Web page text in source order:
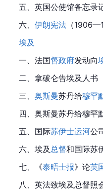
五、英国公使馆备忘录
六、 伊朗宪法 （
埃及
一、法国督政府发动向
二、拿破仑告埃及人书
三、 奥斯曼苏丹给穆罕
四、奥斯曼苏丹给穆罕
五、国际苏伊士运河公
六、埃及 总督和国际苏
七、《泰晤士报》论英
八、英法致埃及总督照